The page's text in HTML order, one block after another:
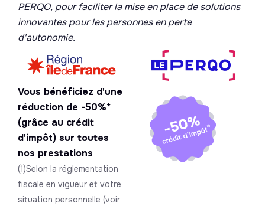
PERQO, pour faciliter la mise en place de solutions
innovantes pour les personnes en perte
d'autonomie.
Vous bénéficiez d'une
réduction de -50%*
(grâce au crédit
d'impôt) sur toutes
nos prestations
(1)Selon la réglementation
fiscale en vigueur et votre
situation personnelle (voir